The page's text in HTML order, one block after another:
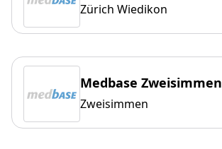
Zürich Wiedikon
Medbase Zweisimmen
Zweisimmen